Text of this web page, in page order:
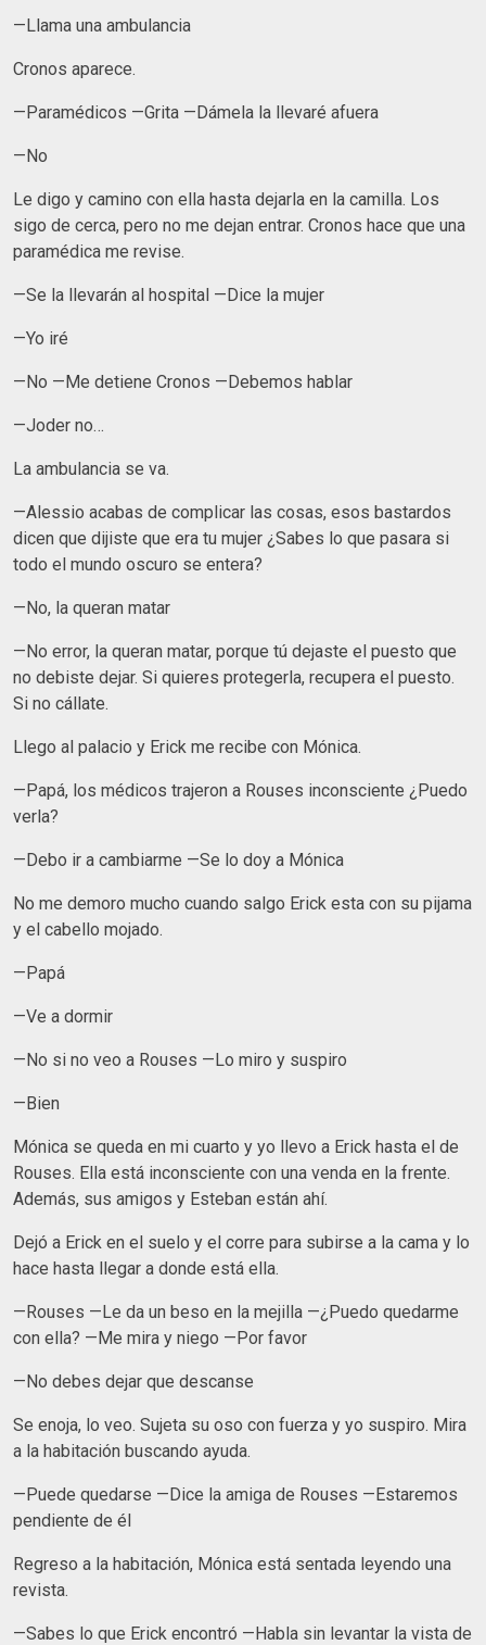
—Llama una ambulancia
Cronos aparece.
—Paramédicos —Grita —Dámela la llevaré afuera
—No
Le digo y camino con ella hasta dejarla en la camilla. Los
sigo de cerca, pero no me dejan entrar. Cronos hace que una
paramédica me revise.
—Se la llevarán al hospital —Dice la mujer
—Yo iré
—No —Me detiene Cronos —Debemos hablar
—Joder no…
La ambulancia se va.
—Alessio acabas de complicar las cosas, esos bastardos
dicen que dijiste que era tu mujer ¿Sabes lo que pasara si
todo el mundo oscuro se entera?
—No, la queran matar
—No error, la queran matar, porque tú dejaste el puesto que
no debiste dejar. Si quieres protegerla, recupera el puesto.
Si no cállate.
Llego al palacio y Erick me recibe con Mónica.
—Papá, los médicos trajeron a Rouses inconsciente ¿Puedo
verla?
—Debo ir a cambiarme —Se lo doy a Mónica
No me demoro mucho cuando salgo Erick esta con su pijama
y el cabello mojado.
—Papá
—Ve a dormir
—No si no veo a Rouses —Lo miro y suspiro
—Bien
Mónica se queda en mi cuarto y yo llevo a Erick hasta el de
Rouses. Ella está inconsciente con una venda en la frente.
Además, sus amigos y Esteban están ahí.
Dejó a Erick en el suelo y el corre para subirse a la cama y lo
hace hasta llegar a donde está ella.
—Rouses —Le da un beso en la mejilla —¿Puedo quedarme
con ella? —Me mira y niego —Por favor
—No debes dejar que descanse
Se enoja, lo veo. Sujeta su oso con fuerza y yo suspiro. Mira
a la habitación buscando ayuda.
—Puede quedarse —Dice la amiga de Rouses —Estaremos
pendiente de él
Regreso a la habitación, Mónica está sentada leyendo una
revista.
—Sabes lo que Erick encontró —Habla sin levantar la vista de